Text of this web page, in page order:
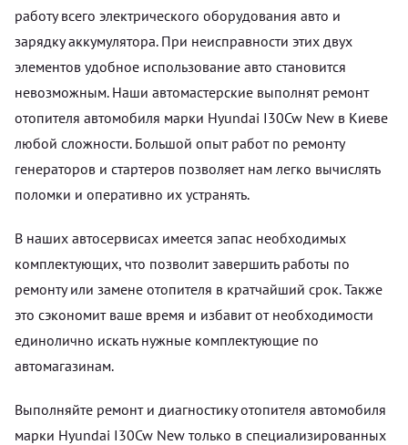
работу всего электрического оборудования авто и
зарядку аккумулятора. При неисправности этих двух
элементов удобное использование авто становится
невозможным. Наши автомастерские выполнят ремонт
отопителя автомобиля марки Hyundai I30Cw New в Киеве
любой сложности. Большой опыт работ по ремонту
генераторов и стартеров позволяет нам легко вычислять
поломки и оперативно их устранять.
В наших автосервисах имеется запас необходимых
комплектующих, что позволит завершить работы по
ремонту или замене отопителя в кратчайший срок. Также
это сэкономит ваше время и избавит от необходимости
единолично искать нужные комплектующие по
автомагазинам.
Выполняйте ремонт и диагностику отопителя автомобиля
марки Hyundai I30Cw New только в специализированных